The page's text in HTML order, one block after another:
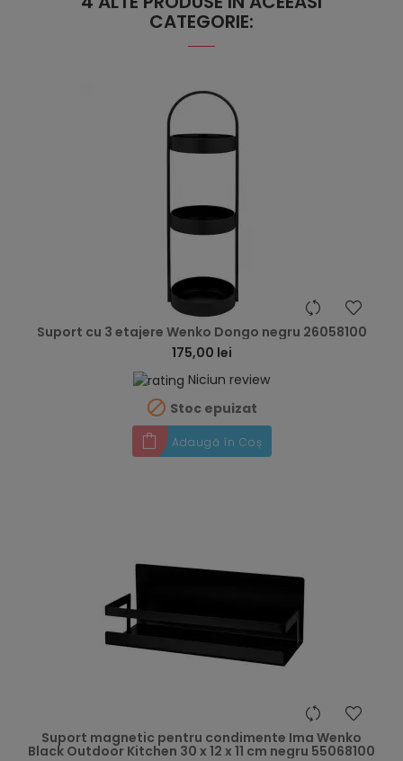
CATEGORIE:
Suport cu 3 etajere Wenko Dongo negru 26058100
175,00 lei
Niciun review
 Stoc epuizat
Adaugă în Coș
Suport magnetic pentru condimente Ima Wenko
Black Outdoor Kitchen 30 x 12 x 11 cm negru 55068100